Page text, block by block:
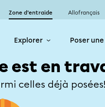
Zone d’entraide Allofrançais
Explorer Poser
est en
celles déjà